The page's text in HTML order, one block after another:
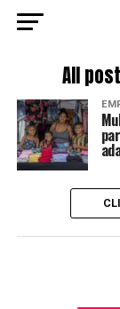
All